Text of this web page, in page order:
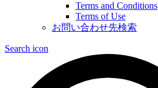
Terms and Conditions
Terms of Use
お問い合わせ先検索
Search icon